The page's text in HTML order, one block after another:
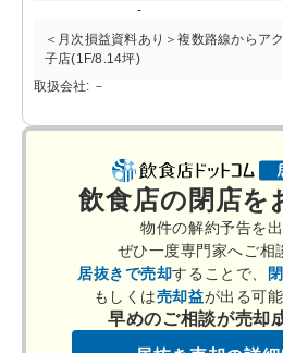
-
＜月次損益資料あり＞複数路線からア
子店(1F/8.14坪)
取扱会社: －
飲食店の閉店を
物件の解約予告を出
ぜひ一度専門家へご相
居抜きで売却することで、
もしくは売却益が出る可
早めのご相談が売却